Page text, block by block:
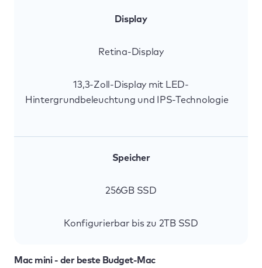
Display
Retina-Display
13,3-Zoll-Display mit LED-
Hintergrundbeleuchtung und IPS-Technologie
Speicher
256GB SSD
Konfigurierbar bis zu 2TB SSD
Mac mini - der beste Budget-Mac